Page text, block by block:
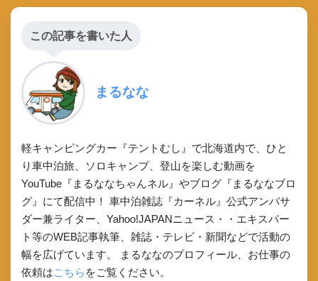
この記事を書いた人
まるなな
軽キャンピングカー『テントむし』で北海道内で、ひと
り車中泊旅、ソロキャンプ、登山を楽しむ動画を
YouTube『まるななちゃんネル』やブログ『まるななブロ
グ』にて配信中！ 車中泊雑誌『カーネル』公式アンバサ
ダー兼ライター、Yahoo!JAPANニュース・・エキスパー
ト等のWEB記事執筆、雑誌・テレビ・新聞などで活動の
幅を広げています。 まるななのプロフィール、お仕事の
依頼はこちら をご覧ください。